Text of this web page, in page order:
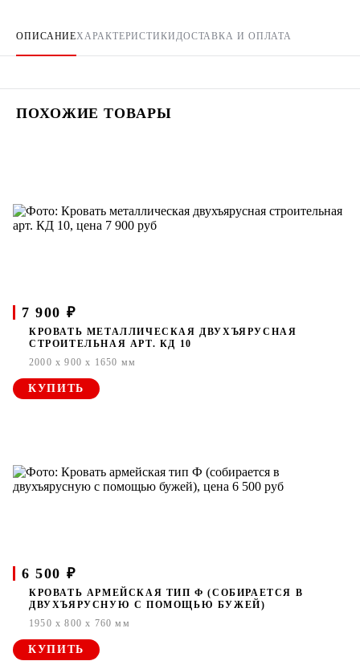
ОПИСАНИЕХАРАКТЕРИСТИКИДОСТАВКА И ОПЛАТА
ПОХОЖИЕ ТОВАРЫ
7 900 ₽
КРОВАТЬ МЕТАЛЛИЧЕСКАЯ ДВУХЪЯРУСНАЯ
СТРОИТЕЛЬНАЯ АРТ. КД 10
2000 x 900 x 1650 мм
КУПИТЬ
6 500 ₽
КРОВАТЬ АРМЕЙСКАЯ ТИП Ф (СОБИРАЕТСЯ В
ДВУХЪЯРУСНУЮ С ПОМОЩЬЮ БУЖЕЙ)
1950 x 800 x 760 мм
КУПИТЬ